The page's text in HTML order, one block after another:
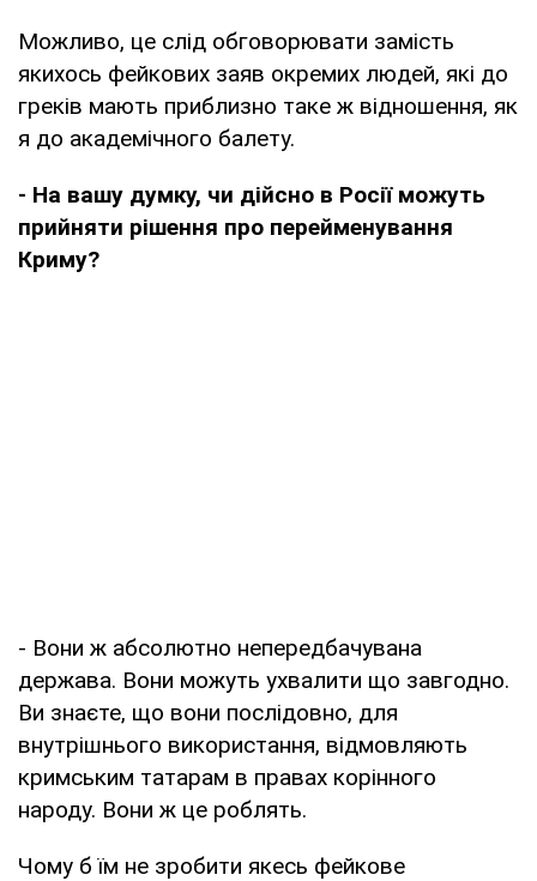
Можливо, це слід обговорювати замість
якихось фейкових заяв окремих людей, які до
греків мають приблизно таке ж відношення, як
я до академічного балету.
- На вашу думку, чи дійсно в Росії можуть
прийняти рішення про перейменування
Криму?
- Вони ж абсолютно непередбачувана
держава. Вони можуть ухвалити що завгодно.
Ви знаєте, що вони послідовно, для
внутрішнього використання, відмовляють
кримським татарам в правах корінного
народу. Вони ж це роблять.
Чому б їм не зробити якесь фейкове